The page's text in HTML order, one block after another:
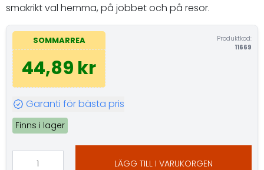
smakrikt val hemma, på jobbet och på resor.
SOMMARREA
44,89 kr
Produktkod:
11669
Garanti för bästa pris
Finns i lager
LÄGG TILL I VARUKORGEN